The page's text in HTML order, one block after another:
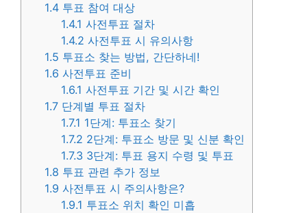
1.4 투표 참여 대상
1.4.1 사전투표 절차
1.4.2 사전투표 시 유의사항
1.5 투표소 찾는 방법, 간단하네!
1.6 사전투표 준비
1.6.1 사전투표 기간 및 시간 확인
1.7 단계별 투표 절차
1.7.1 1단계: 투표소 찾기
1.7.2 2단계: 투표소 방문 및 신분 확인
1.7.3 3단계: 투표 용지 수령 및 투표
1.8 투표 관련 추가 정보
1.9 사전투표 시 주의사항은?
1.9.1 투표소 위치 확인 미흡